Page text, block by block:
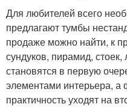
Для любителей всего
предлагают тумбы
продаже можно найти, к
сундуков, пирамид,
становятся в первую
элементами интерьера, а
практичность уходят на